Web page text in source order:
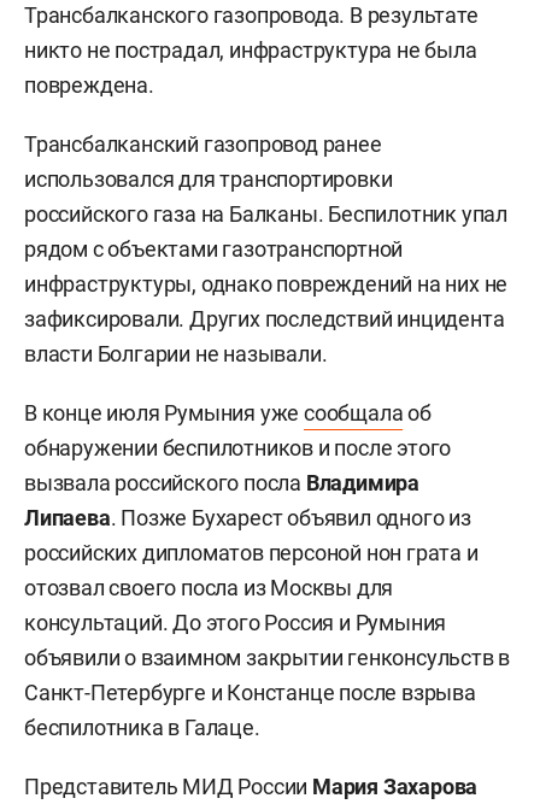
Трансбалканского газопровода. В результате
никто не пострадал, инфраструктура не была
повреждена.
Трансбалканский газопровод ранее
использовался для транспортировки
российского газа на Балканы. Беспилотник упал
рядом с объектами газотранспортной
инфраструктуры, однако повреждений на них не
зафиксировали. Других последствий инцидента
власти Болгарии не называли.
В конце июля Румыния ужесообщалаоб
обнаружении беспилотников и после этого
вызвала российского посла Владимира
Липаева. Позже Бухарест объявил одного из
российских дипломатов персоной нон грата и
отозвал своего посла из Москвы для
консультаций. До этого Россия и Румыния
объявили о взаимном закрытии генконсульств в
Санкт-Петербурге и Констанце после взрыва
беспилотника в Галаце.
Представитель МИД России Мария Захарова